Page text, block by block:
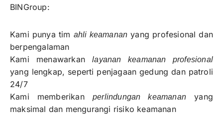
BINGroup:
Kami punya tim ahli keamanan yang profesional dan
berpengalaman
Kami menawarkanlayanan keamanan profesional
yang lengkap, seperti penjagaan gedung dan patroli
24/7
Kami memberikan perlindungan keamanan yang
maksimal dan mengurangi risiko keamanan